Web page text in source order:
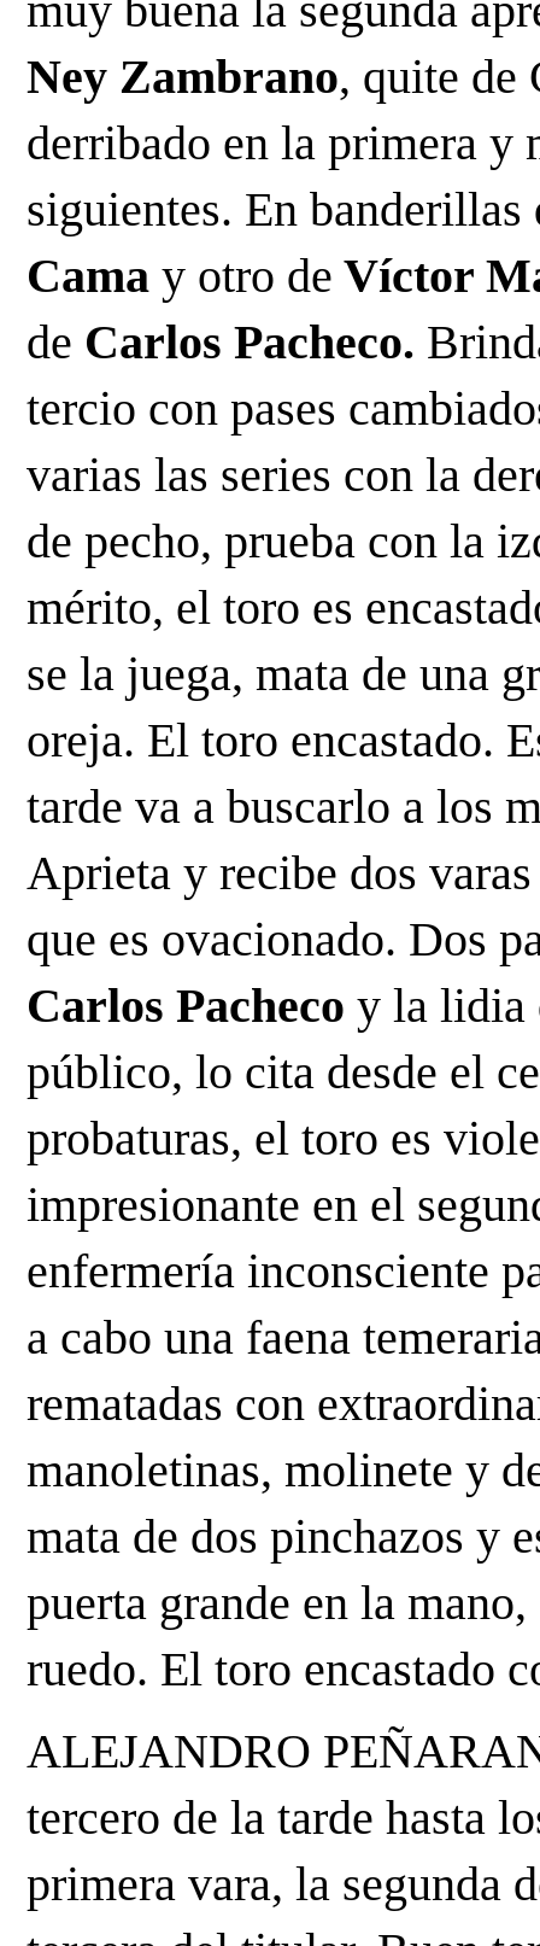
Ney Zambrano, quite de
derribado en la primera y
siguientes. En
Cama y otro de Víctor
de Carlos Pacheco.
tercio con pases
varias las series con la
de pecho, prueba con la
mérito, el toro es
se la juega, mata de una
oreja. El toro encastado.
tarde va a buscarlo a los
Aprieta y recibe dos
Carlos Pacheco y la
público, lo cita desde el
probaturas, el toro es
impresionante en el
enfermería inconsciente
a cabo una faena
rematadas con
manoletinas, molinete y
mata de dos pinchazos y
puerta grande en la
ruedo. El toro encastado
ALEJANDRO
tercero de la tarde hasta
primera vara, la segunda